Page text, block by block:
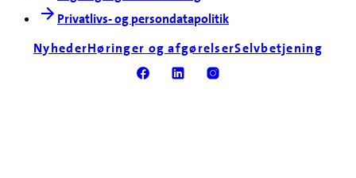
Privatlivs- og persondatapolitik
NyhederHøringer og afgørelserSelvbetjening